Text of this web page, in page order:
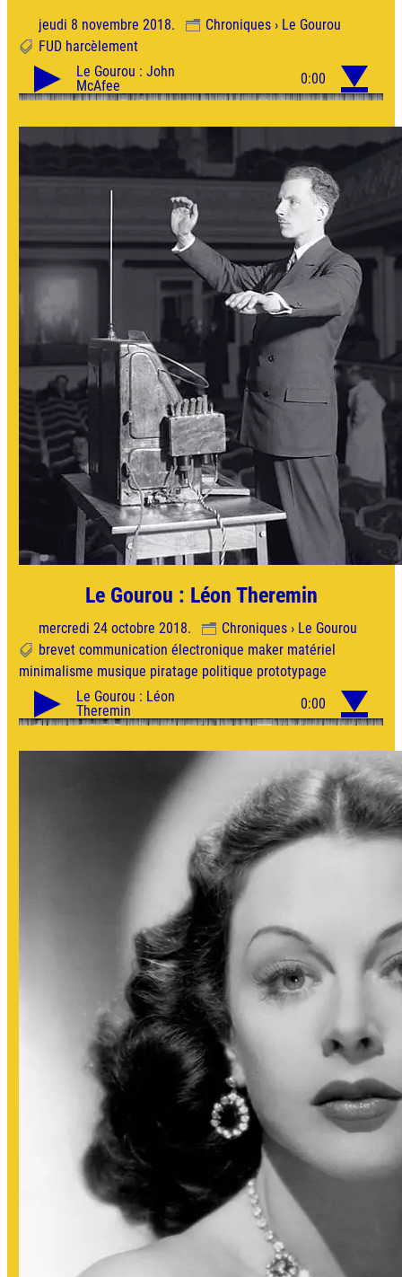
jeudi 8 novembre 2018.
Chroniques › Le Gourou
FUD harcèlement
Le Gourou : Léon Theremin
mercredi 24 octobre 2018.
Chroniques › Le Gourou
brevet communication électronique maker matériel
minimalisme musique piratage politique prototypage